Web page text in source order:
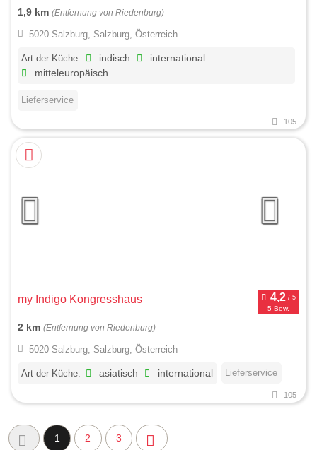
1,9 km (Entfernung von Riedenburg)
5020 Salzburg, Salzburg, Österreich
Art der Küche: indisch
international
mitteleuropäisch
Lieferservice
105
my Indigo Kongresshaus
5 Bew.
2 km (Entfernung von Riedenburg)
5020 Salzburg, Salzburg, Österreich
Art der Küche: asiatisch international Lieferservice
105
1 2 3